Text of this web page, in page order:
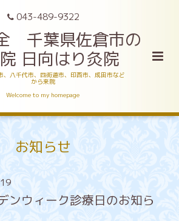
043-489-9322
千葉県佐倉市の
日向はり灸院
、八千代市、四街道市、印西市、成田市など
から来院
Welcome to my homepage
お知らせ
ンウィーク診療日のお知ら